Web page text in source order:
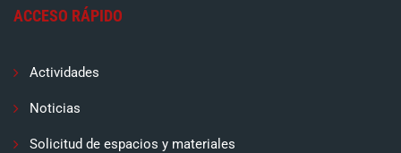
ACCESO RÁPIDO
Actividades
Noticias
Solicitud de espacios y materiales